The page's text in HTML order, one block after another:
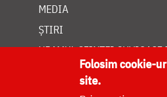
MEDIA
ȘTIRI
HRAMUL SFINTEI CUVIOASE
Folosim cookie-
site.